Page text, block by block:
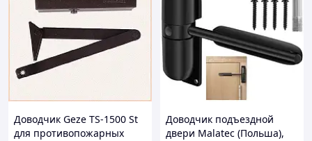
Доводчик Geze TS-1500 St
для противопожарных
Доводчик подъездной
двери Malatec (Польша),